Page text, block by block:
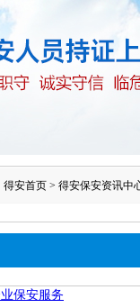
得安首页 > 得安保安资讯中